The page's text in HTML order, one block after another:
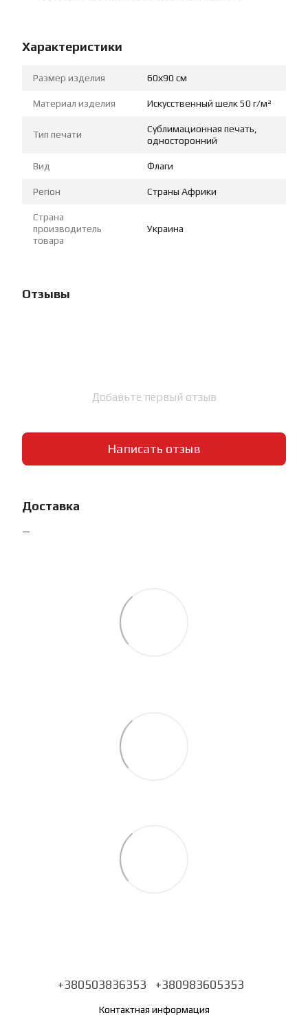
Характеристики
Размер изделия 60х90 см
Материал изделия Искусственный шелк 50 г/м²
Тип печати
Сублимационная печать,
односторонний
Вид Флаги
Регіон Страны Африки
Страна
производитель
товара
Украина
Отзывы
Добавьте первый отзыв
Написать отзыв
Доставка
+380503836353 +380983605353
Контактная информация